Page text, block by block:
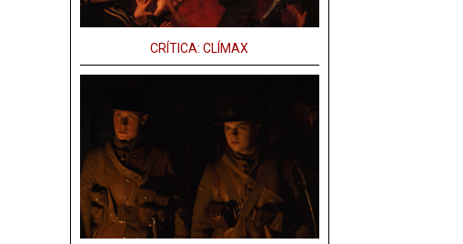
CRÍTICA: CLÍMAX